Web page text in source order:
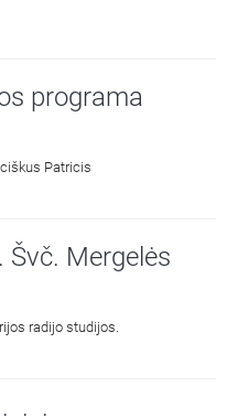
programa
Patricis
Švč. Mergelės
radijo studijos.